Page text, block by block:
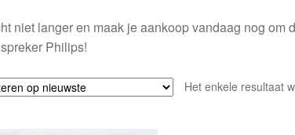
niet langer en maak je aankoop vandaag nog
Philips!
Het enkele resultaat